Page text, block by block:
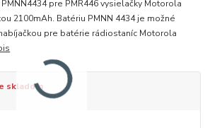
pre PMR446 vysielačky Motorola
2100mAh. Batériu PMNN 4434 je možné
pre batérie rádiostaníc Motorola
skladom